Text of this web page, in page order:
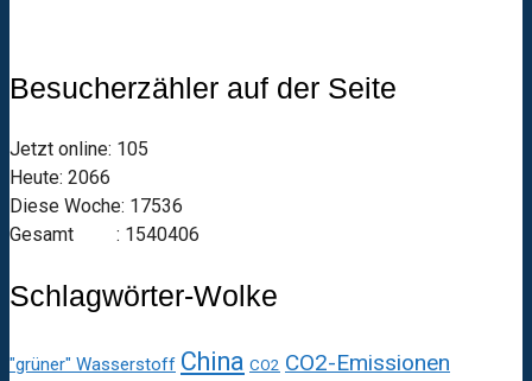
Besucherzähler auf der Seite
Jetzt online: 105
Heute: 2066
Diese Woche: 17536
Gesamt : 1540406
Schlagwörter-Wolke
"grüner" Wasserstoff China CO2 CO2-Emissionen